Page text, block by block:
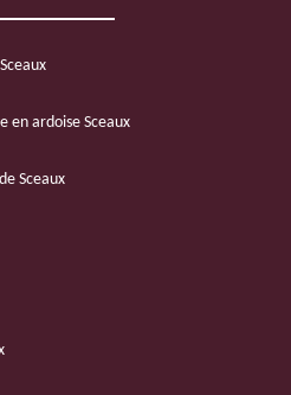
en ardoise Sceaux
Sceaux